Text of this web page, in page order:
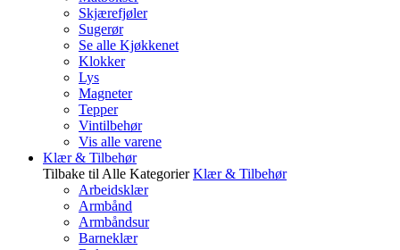
Skjærefjøler
Sugerør
Se alle Kjøkkenet
Klokker
Lys
Magneter
Tepper
Vintilbehør
Vis alle varene
Klær & Tilbehør
Tilbake til Alle Kategorier Klær & Tilbehør
Arbeidsklær
Armbånd
Armbåndsur
Barneklær